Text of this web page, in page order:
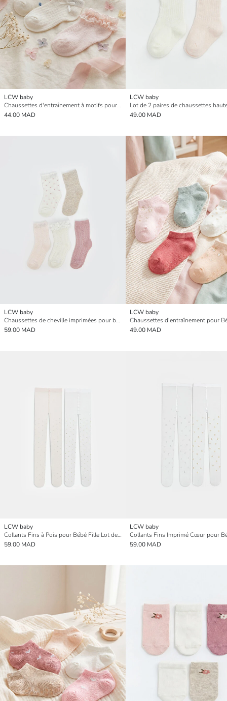
LCW baby
Chaussettes d'entraînement à motifs pour bébé fille Lot de 3 pièces
44.00 MAD
LCW baby
49.00 MAD
LCW baby
Chaussettes de cheville imprimées pour bébés filles - Lot de 5
59.00 MAD
LCW baby
49.00 MAD
LCW baby
Collants Fins à Pois pour Bébé Fille Lot de 2
59.00 MAD
LCW baby
59.00 MAD